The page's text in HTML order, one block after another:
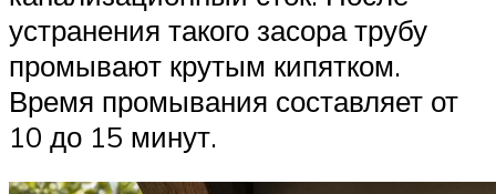
устранения такого засора трубу
промывают крутым кипятком.
Время промывания составляет от
10 до 15 минут.